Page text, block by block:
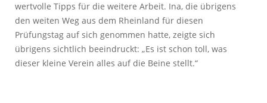
wertvolle Tipps für die weitere Arbeit. Ina, die übrigens
den weiten Weg aus dem Rheinland für diesen
Prüfungstag auf sich genommen hatte, zeigte sich
übrigens sichtlich beeindruckt: „Es ist schon toll, was
dieser kleine Verein alles auf die Beine stellt.“